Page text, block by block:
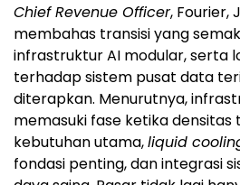
Chief Revenue Officer, Fourier,
membahas transisi yang
infrastruktur AI modular, serta
terhadap sistem pusat data
diterapkan. Menurutnya,
memasuki fase ketika densitas
kebutuhan utama,liquid
fondasi penting, dan integrasi